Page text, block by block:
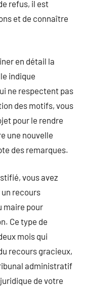
refus, il est
et de connaître
en détail la
indique
ne respectent pas
des motifs, vous
pour le rendre
une nouvelle
des remarques.
vous avez
recours
maire pour
Ce type de
mois qui
recours gracieux,
administratif
de votre